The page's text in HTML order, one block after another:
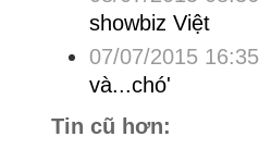
showbiz Việt
07/07/2015 16:35
và...chó'
Tin cũ hơn: